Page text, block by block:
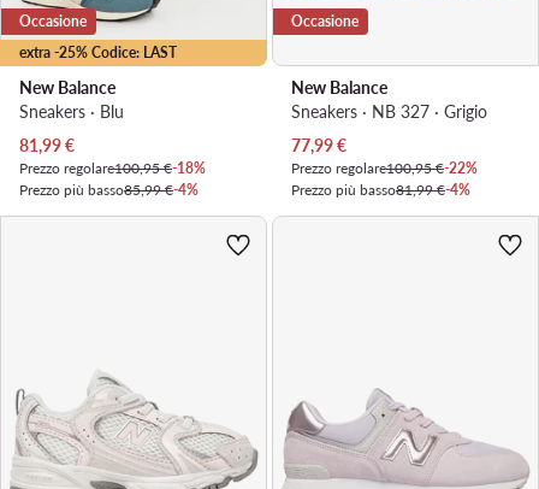
extra -25% Codice: LAST
Occasione
New Balance
Sneakers · Blu
Prezzo attuale
81,99€
Prezzo regolare100,95 €-18%
Prezzo più basso85,99 €-4%
Occasione
New Balance
Sneakers · NB 327 · Grigio
Prezzo attuale
77,99€
Prezzo regolare100,95 €-22%
Prezzo più basso81,99 €-4%